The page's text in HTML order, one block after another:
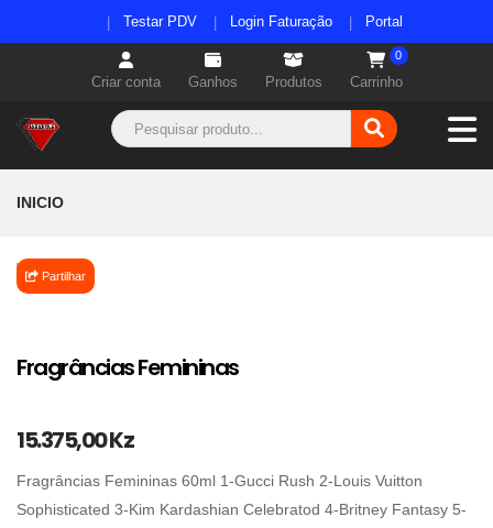
Testar PDV Login Faturação Portal
Criar conta Ganhos Produtos Carrinho
0
INICIO
Partilhar
Fragrâncias Femininas
15.375,00 Kz
Fragrâncias Femininas 60ml 1-Gucci Rush 2-Louis Vuitton
Sophisticated 3-Kim Kardashian Celebratod 4-Britney Fantasy 5-